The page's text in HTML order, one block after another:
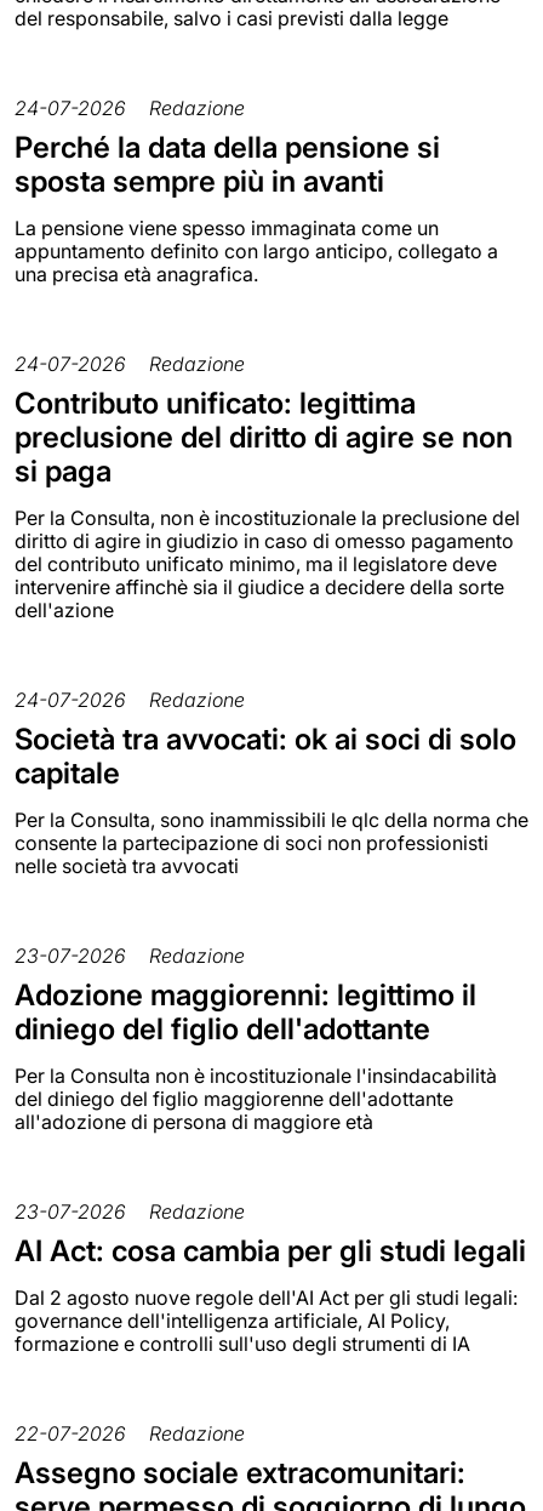
del responsabile, salvo i casi previsti dalla legge
24-07-2026 Redazione
Perché la data della pensione si
sposta sempre più in avanti
La pensione viene spesso immaginata come un
appuntamento definito con largo anticipo, collegato a
una precisa età anagrafica.
24-07-2026 Redazione
Contributo unificato: legittima
preclusione del diritto di agire se non
si paga
Per la Consulta, non è incostituzionale la preclusione del
diritto di agire in giudizio in caso di omesso pagamento
del contributo unificato minimo, ma il legislatore deve
intervenire affinchè sia il giudice a decidere della sorte
dell'azione
24-07-2026 Redazione
Società tra avvocati: ok ai soci di solo
capitale
Per la Consulta, sono inammissibili le qlc della norma che
consente la partecipazione di soci non professionisti
nelle società tra avvocati
23-07-2026 Redazione
Adozione maggiorenni: legittimo il
diniego del figlio dell'adottante
Per la Consulta non è incostituzionale l'insindacabilità
del diniego del figlio maggiorenne dell'adottante
all'adozione di persona di maggiore età
23-07-2026 Redazione
AI Act: cosa cambia per gli studi legali
Dal 2 agosto nuove regole dell'AI Act per gli studi legali:
governance dell'intelligenza artificiale, AI Policy,
formazione e controlli sull'uso degli strumenti di IA
22-07-2026 Redazione
Assegno sociale extracomunitari: